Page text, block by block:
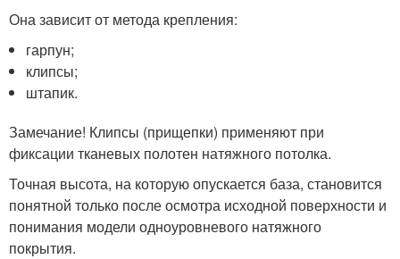
Она зависит от метода крепления:
гарпун;
клипсы;
штапик.
Замечание! Клипсы (прищепки) применяют при
фиксации тканевых полотен натяжного потолка.
Точная высота, на которую опускается база, становится
понятной только после осмотра исходной поверхности и
понимания модели одноуровневого натяжного
покрытия.